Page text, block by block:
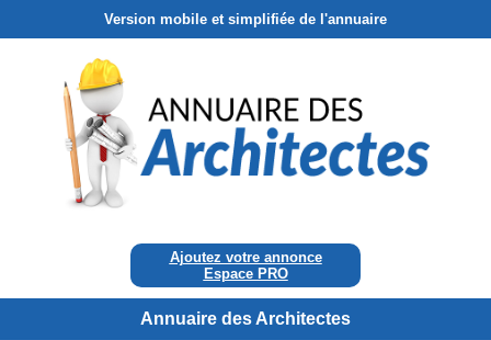
Version mobile et simplifiée de l'annuaire
Ajoutez votre annonce
Espace PRO
Annuaire des Architectes